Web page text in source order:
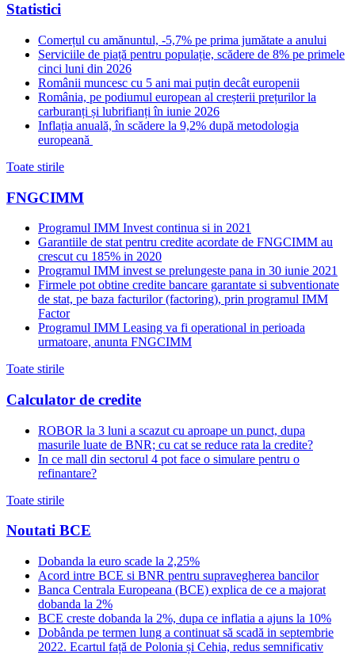
Statistici
Comerțul cu amănuntul, -5,7% pe prima jumătate a anului
Serviciile de piață pentru populație, scădere de 8% pe primele
cinci luni din 2026
Românii muncesc cu 5 ani mai puțin decât europenii
România, pe podiumul european al creșterii prețurilor la
carburanți și lubrifianți în iunie 2026
Inflația anuală, în scădere la 9,2% după metodologia
europeană
Toate stirile
FNGCIMM
Programul IMM Invest continua si in 2021
Garantiile de stat pentru credite acordate de FNGCIMM au
crescut cu 185% in 2020
Programul IMM invest se prelungeste pana in 30 iunie 2021
Firmele pot obtine credite bancare garantate si subventionate
de stat, pe baza facturilor (factoring), prin programul IMM
Factor
Programul IMM Leasing va fi operational in perioada
urmatoare, anunta FNGCIMM
Toate stirile
Calculator de credite
ROBOR la 3 luni a scazut cu aproape un punct, dupa
masurile luate de BNR; cu cat se reduce rata la credite?
In ce mall din sectorul 4 pot face o simulare pentru o
refinantare?
Toate stirile
Noutati BCE
Dobanda la euro scade la 2,25%
Acord intre BCE si BNR pentru supravegherea bancilor
Banca Centrala Europeana (BCE) explica de ce a majorat
dobanda la 2%
BCE creste dobanda la 2%, dupa ce inflatia a ajuns la 10%
Dobânda pe termen lung a continuat să scadă in septembrie
2022. Ecartul față de Polonia și Cehia, redus semnificativ